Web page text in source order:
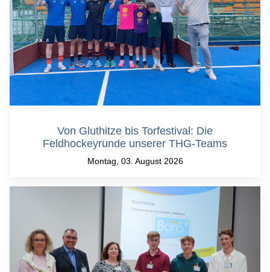
Von Gluthitze bis Torfestival: Die
Feldhockeyrunde unserer THG-Teams
Montag, 03. August 2026